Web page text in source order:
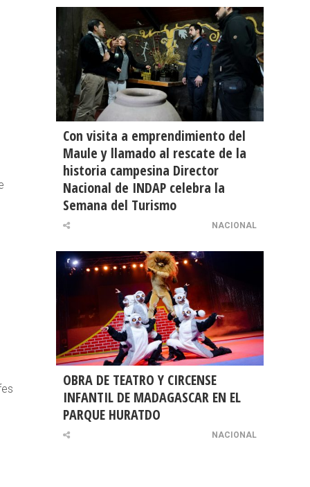
Con visita a emprendimiento del
Maule y llamado al rescate de la
historia campesina Director
Nacional de INDAP celebra la
Semana del Turismo
NACIONAL
OBRA DE TEATRO Y CIRCENSE
INFANTIL DE MADAGASCAR EN EL
PARQUE HURATDO
NACIONAL